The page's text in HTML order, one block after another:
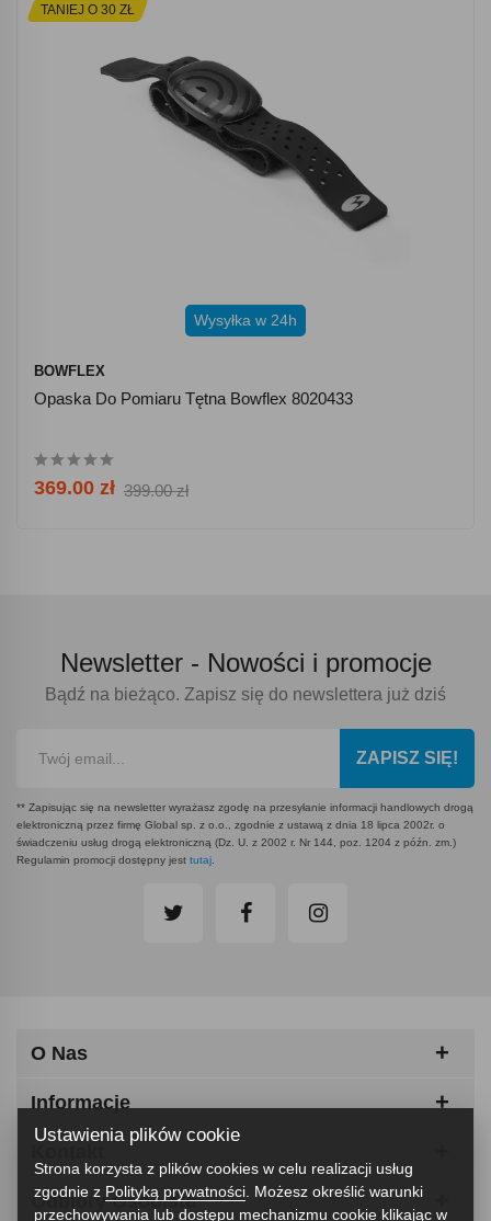
TANIEJ O 30 ZŁ
Wysyłka w 24h
BOWFLEX
Opaska Do Pomiaru Tętna Bowflex 8020433
369.00 zł 399.00 zł
Newsletter - Nowości i promocje
Bądź na bieżąco. Zapisz się do newslettera już dziś
ZAPISZ SIĘ!
** Zapisując się na newsletter wyrażasz zgodę na przesyłanie informacji handlowych drogą
elektroniczną przez firmę Global sp. z o.o., zgodnie z ustawą z dnia 18 lipca 2002r. o
świadczeniu usług drogą elektroniczną (Dz. U. z 2002 r. Nr 144, poz. 1204 z późn. zm.)
Regulamin promocji dostępny jest tutaj.
O Nas
Informacje
Odbiory Osobiste
Ustawienia plików cookie
Strona korzysta z plików cookies w celu realizacji usług
zgodnie z Polityką prywatności . Możesz określić warunki
przechowywania lub dostępu mechanizmu cookie klikając w